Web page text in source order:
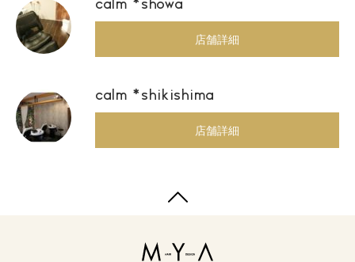
calm *showa
店舗詳細
calm *shikishima
店舗詳細